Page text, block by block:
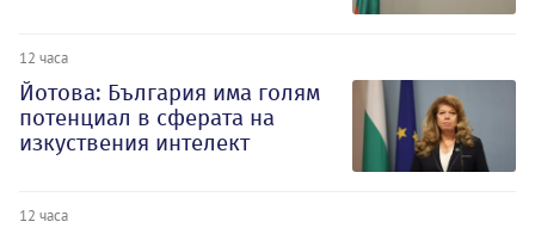
12 часа
Йотова: България има голям
потенциал в сферата на
изкуствения интелект
12 часа